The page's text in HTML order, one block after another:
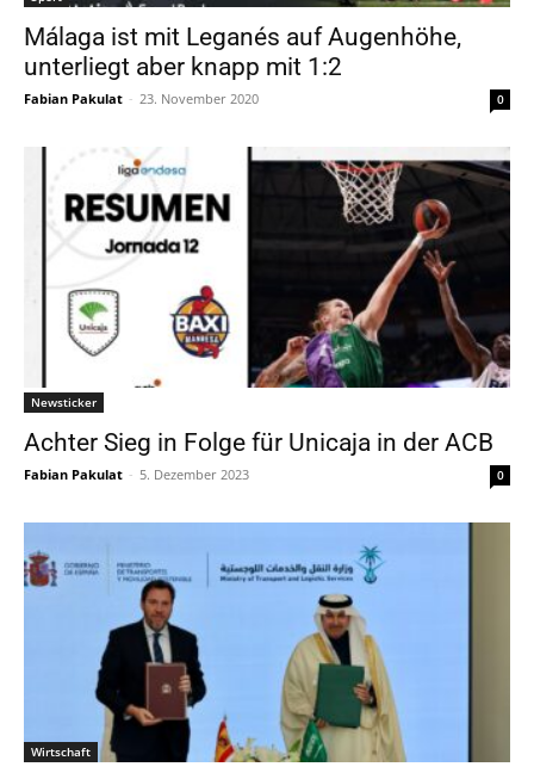
Málaga ist mit Leganés auf Augenhöhe,
unterliegt aber knapp mit 1:2
Fabian Pakulat - 23. November 2020 0
Newsticker
Achter Sieg in Folge für Unicaja in der ACB
Fabian Pakulat - 5. Dezember 2023 0
Wirtschaft